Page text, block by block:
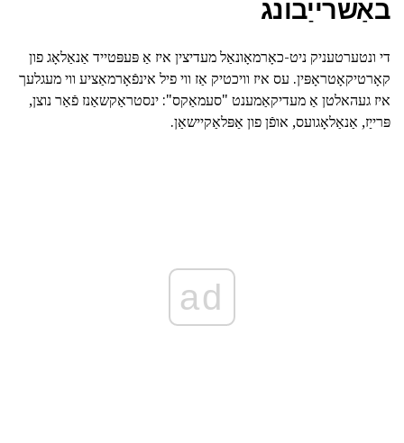
באַשרייַבונג
די ונטערטעניק ניט-כאָרמאָונאַל מעדיצין איז אַ פּעפּטייד אַנאַלאָג פון
קאָרטיקאָטראָפּין. עס איז וויכטיק אַז ווי פיל אינפֿאָרמאַציע ווי מעגלעך
איז געהאלטן אַ מעדיקאַמענט "סעמאַקס": ינסטראַקשאַנז פֿאַר נוצן,
פּרייַז, אַנאַלאָגועס, אופֿן פון אַפּלאַקיישאַן.
ad